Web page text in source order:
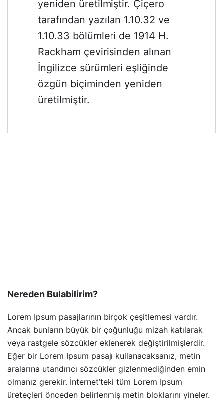
yeniden üretilmiştir. Çiçero
tarafından yazılan 1.10.32 ve
1.10.33 bölümleri de 1914 H.
Rackham çevirisinden alınan
İngilizce sürümleri eşliğinde
özgün biçiminden yeniden
üretilmiştir.
Nereden Bulabilirim?
Lorem Ipsum pasajlarının birçok çeşitlemesi vardır.
Ancak bunların büyük bir çoğunluğu mizah katılarak
veya rastgele sözcükler eklenerek değiştirilmişlerdir.
Eğer bir Lorem Ipsum pasajı kullanacaksanız, metin
aralarına utandırıcı sözcükler gizlenmediğinden emin
olmanız gerekir. İnternet’teki tüm Lorem Ipsum
üreteçleri önceden belirlenmiş metin bloklarını yineler.